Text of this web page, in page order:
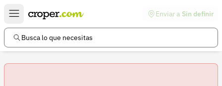
Enviar a Sin definir
Busca lo que necesitas
Enlaces de interés
Preguntas frecuentes